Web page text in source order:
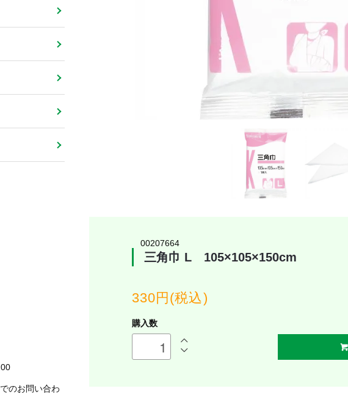
00207664
三角巾 L 105×105×150cm
330円(税込)
購入数
のお問い合わ